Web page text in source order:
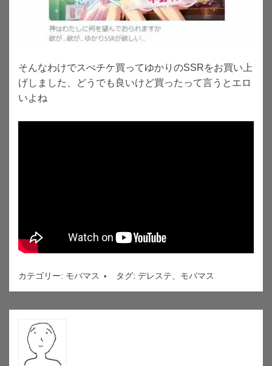
そんなわけでスぺチケ買ってゆかりのSSRをお買い上
げしました、どうでも良いけど買ったって言うとエロ
いよね
カテゴリー: モバマス タグ: デレステ モバマス